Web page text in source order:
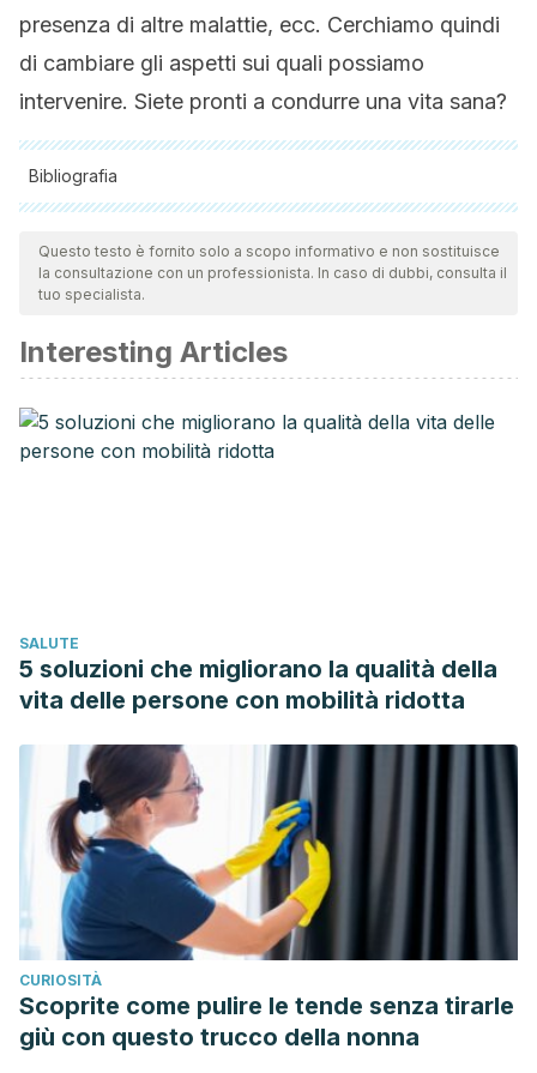
presenza di altre malattie, ecc. Cerchiamo quindi
di cambiare gli aspetti sui quali possiamo
intervenire. Siete pronti a condurre una vita sana?
Bibliografia
Tutte le fonti citate sono state esaminate a fondo dal nostro
team per garantirne la qualità, l'affidabilità, l'attualità e la
validità. La bibliografia di questo articolo è stata considerata
Huff T, Jialal I. Physiology, Cholesterol. [Updated 2019 Mar
13]. In: StatPearls [Internet]. Treasure Island (FL): StatPearls
Publishing; 2020 Jan-. Available from:
https://www.ncbi.nlm.nih.gov/books/NBK470561/
Sufficient to Lower Cholesterol in Male Patient With
Moderately Elevated Cholesterol: A Case Report. American
Journal of Lifestyle Medicine.
https://doi.org/10.1177/1559827618806841
Adebawo O, Salau B, Ezima E, et al. Fruits and vegetables
moderate lipid cardiovascular risk factor in hypertensive
patients. Lipids Health Dis. 2006;5:14. Published 2006 Jun 5.
doi:10.1186/1476-511X-5-14
Schaefer, E. J., Lichtenstein, A. H., Lamon Fava, S.,
Mcnamara, J. R., Schaefer, M. M., Rasmussen, H., &
Ordovas, J. M. (1995). Body Weight and Low-Density
Lipoprotein Cholesterol Changes After Consumption of a
Low-Fat Ad Libitum Diet. JAMA: The Journal of the
Questo testo è fornito solo a scopo informativo e non sostituisce
la consultazione con un professionista. In caso di dubbi, consulta il
tuo specialista.
Interesting Articles
SALUTE
5 soluzioni che migliorano la qualità della
vita delle persone con mobilità ridotta
CURIOSITÀ
Scoprite come pulire le tende senza tirarle
giù con questo trucco della nonna